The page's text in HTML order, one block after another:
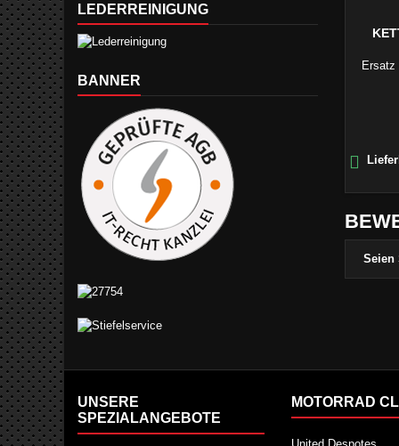
LEDERREINIGUNG
BANNER
Ersatz

Seien
UNSERE
SPEZIALANGEBOTE
MOTORRAD